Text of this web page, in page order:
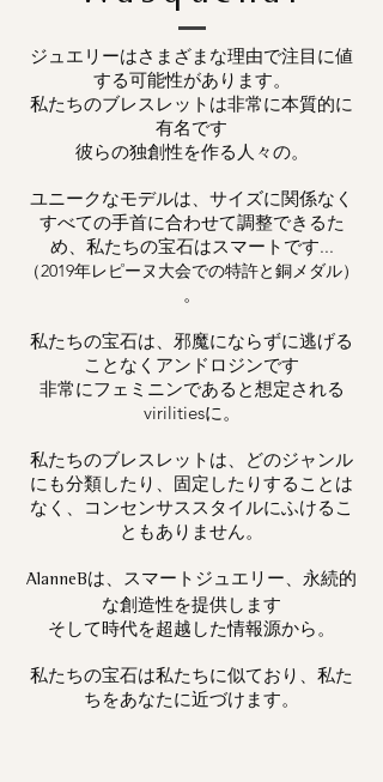
ジュエリーはさまざまな理由で注目に値
する可能性があります。
私たちのブレスレットは非常に本質的に
有名です
彼らの独創性を作る人々の。
ユニークなモデルは、サイズに関係なく
すべての手首に合わせて調整できるた
め、私たちの宝石はスマートです...
（2019年レピーヌ大会での特許と銅メダル）
。
私たちの宝石は、邪魔にならずに逃げる
ことなくアンドロジンです
非常にフェミニンであると想定される
virilitiesに。
私たちのブレスレットは、どのジャンル
にも分類したり、固定したりすることは
なく、コンセンサススタイルにふけるこ
ともありません。
AlanneBは、スマートジュエリー、永続的
な創造性を提供します
そして時代を超越した情報源から。
私たちの宝石は私たちに似ており、私た
ちをあなたに近づけます。